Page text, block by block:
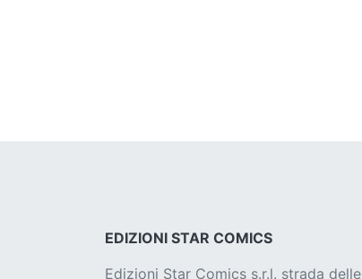
EDIZIONI STAR COMICS
Edizioni Star Comics s.r.l. strada delle